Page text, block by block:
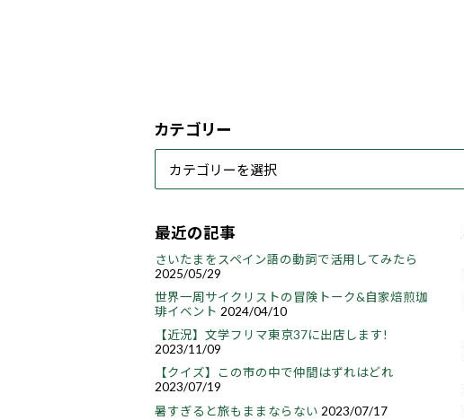
カテゴリー
最近の記事
さいたまをスペイン語の動詞で活用してみたら
2025/05/29
世界一周サイクリストの冒険トーク&自家焙煎珈
琲イベント 2024/04/10
【近況】文学フリマ東京37に出店します!
2023/11/09
【クイズ】この市の中で仲間はずれはどれ
2023/07/19
暑すぎると旅もままならない 2023/07/17